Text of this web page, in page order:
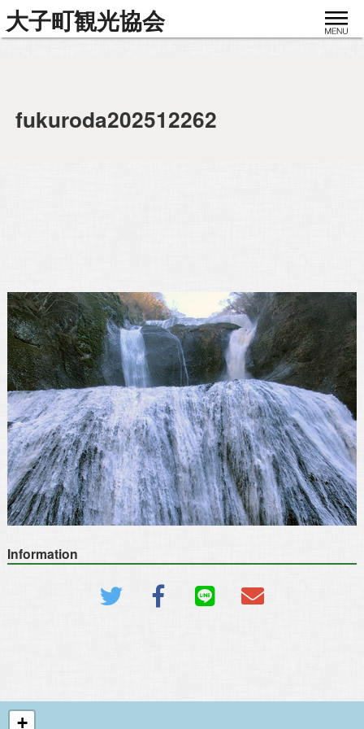
大子町観光協会 toggle
fukuroda202512262
Information
+